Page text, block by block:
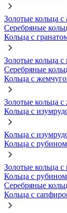
Золотые кольца с
Серебряные
Кольца с
Золотые кольца с
Серебряные
Кольца с
Золотые кольца
Кольца с
Кольца с
Кольца с рубином
Золотые кольца
Кольца с
Серебряные
Кольца с